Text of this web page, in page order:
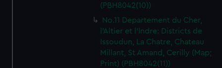
(PBH8042(10))
No.11 Departement du Cher,
l'Altier et l'Indre: Districts de
Issoudun, La Chatre, Chateau
Millant, St Amand, Cerilly (Map;
Print) (PBH8042(11))